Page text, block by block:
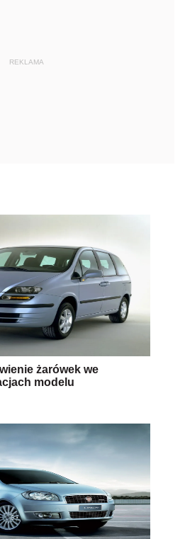
REKLAMA
żarówek we
modelu